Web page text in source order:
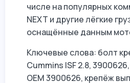
числе на популярных
NEXT и другие лёгкие
оснащённые данным
Ключевые слова: болт
Cummins ISF 2.8,
OEM 3900626, крепёж